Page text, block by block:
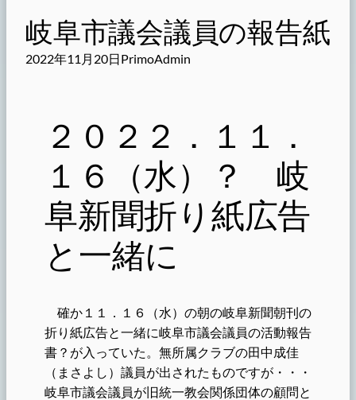
岐阜市議会議員の報告紙
2022年11月20日PrimoAdmin
２０２２．１１．
１６（水）？ 岐
阜新聞折り紙広告
と一緒に
確か１１．１６（水）の朝の岐阜新聞朝刊の
折り紙広告と一緒に岐阜市議会議員の活動報告
書？が入っていた。無所属クラブの田中成佳
（まさよし）議員が出されたものですが・・・
岐阜市議会議員が旧統一教会関係団体の顧問と